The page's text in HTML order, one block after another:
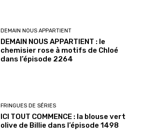
DEMAIN NOUS APPARTIENT
DEMAIN NOUS APPARTIENT : le
chemisier rose à motifs de Chloé
dans l’épisode 2264
FRINGUES DE SÉRIES
ICI TOUT COMMENCE : la blouse vert
olive de Billie dans l’épisode 1498